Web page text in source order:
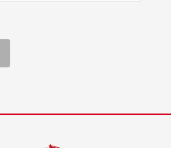
て最も多く活用されて